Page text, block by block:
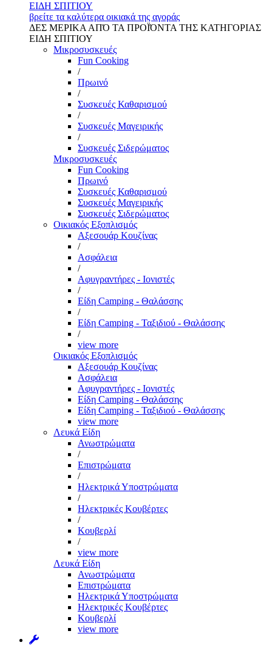
ΕΙΔΗ ΣΠΙΤΙΟΥ
βρείτε τα καλύτερα οικιακά της αγοράς
ΔΕΣ ΜΕΡΙΚΑ ΑΠΌ ΤΑ ΠΡΟΪΌΝΤΑ ΤΗΣ ΚΑΤΗΓΟΡΙΑΣ
ΕΙΔΗ ΣΠΙΤΙΟΥ
Μικροσυσκευές
Fun Cooking
/
Πρωινό
/
Συσκευές Καθαρισμού
/
Συσκευές Μαγειρικής
/
Συσκευές Σιδερώματος
Μικροσυσκευές
Fun Cooking
Πρωινό
Συσκευές Καθαρισμού
Συσκευές Μαγειρικής
Συσκευές Σιδερώματος
Οικιακός Εξοπλισμός
Αξεσουάρ Κουζίνας
/
Ασφάλεια
/
Αφυγραντήρες - Ιονιστές
/
Είδη Camping - Θαλάσσης
/
Είδη Camping - Ταξιδιού - Θαλάσσης
/
view more
Οικιακός Εξοπλισμός
Αξεσουάρ Κουζίνας
Ασφάλεια
Αφυγραντήρες - Ιονιστές
Είδη Camping - Θαλάσσης
Είδη Camping - Ταξιδιού - Θαλάσσης
view more
Λευκά Είδη
Ανωστρώματα
/
Επιστρώματα
/
Ηλεκτρικά Υποστρώματα
/
Ηλεκτρικές Κουβέρτες
/
Κουβερλί
/
view more
Λευκά Είδη
Ανωστρώματα
Επιστρώματα
Ηλεκτρικά Υποστρώματα
Ηλεκτρικές Κουβέρτες
Κουβερλί
view more